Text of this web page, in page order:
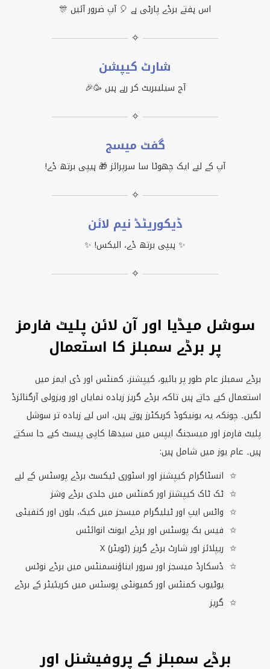
اس ہفتے برڈے پارٹی ہے 🎈 آپ ضرور آئیں 🎊
✧
شارٹ کیپشن
آج سیلیبریٹ کر رہے ہیں 🥳🎉
✧
گفٹ میسج
آپ کے لیے ایک چھوٹا سا سرپرائز 🎁 ہیپی برتھ ڈے!
✧
ڈیکوریٹڈ نیم لائن
✨ ہیپی برتھ ڈے، الیکس! ✨
✧
سوشل میڈیا اور آن لائن پلیٹ فارمز
پر برڈے سمبلز کا استعمال
برڈے سمبلز عام طور پر بائیو، کیپشنز، کمنٹس اور ڈی ایمز میں
استعمال کیے جاتے ہیں تاکہ برڈے گریز زیادہ نمایاں اور ویزولی آرگنائزڈ
لگیں۔ چونکہ یہ یونیکوڈ کریکٹرز ہوتے ہیں، اس لیے زیادہ تر سوشل
پلیٹ فارمز اور میسجنگ ایپس میں سیدھا کاپی پیسٹ کیے جا سکتے
ہیں۔ عام یوز میں شامل ہیں:
انسٹاگرام کیپشنز اور اسٹوری ٹیکسٹ برڈے پوسٹس کے لیے
ٹک ٹاک کیپشنز اور کمنٹس میں جلدی برڈے وشز
واٹس ایپ اور ٹیلیگرام میسجز میں کیک، بلون اور کنفیٹی
فیس بک پوسٹس اور برڈے ایونٹ انوائٹس
X
(ٹویٹر) ریپلائز اور شارٹ برڈے گریز
ڈسکارڈ میسجز اور سرور ایناؤنسمنٹس میں برڈے نوٹس
یوٹیوب کمنٹس اور کمیونٹی پوسٹس میں کریئیٹر کے برڈے
گریز
برڈے سمبلز کے پروفیشنل اور